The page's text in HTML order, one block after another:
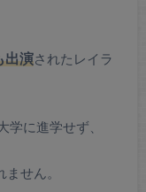
出演されたレイラ
学に進学せず、
せん。